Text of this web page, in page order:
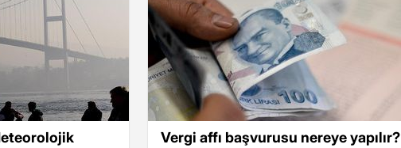
Vergi affı başvurusu nereye yapılır?